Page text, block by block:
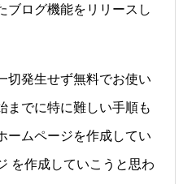
ブログ機能をリリースし
切発生せず無料でお使い
までに特に難しい手順も
ームページを作成してい
を作成していこうと思わ